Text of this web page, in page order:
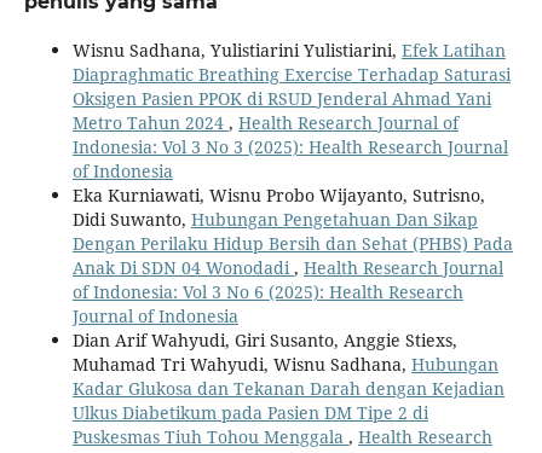
Wisnu Sadhana, Yulistiarini Yulistiarini, Efek Latihan
Diapraghmatic Breathing Exercise Terhadap Saturasi
Oksigen Pasien PPOK di RSUD Jenderal Ahmad Yani
Metro Tahun 2024 , Health Research Journal of
Indonesia: Vol 3 No 3 (2025): Health Research Journal
of Indonesia
Eka Kurniawati, Wisnu Probo Wijayanto, Sutrisno,
Didi Suwanto, Hubungan Pengetahuan Dan Sikap
Dengan Perilaku Hidup Bersih dan Sehat (PHBS) Pada
Anak Di SDN 04 Wonodadi, Health Research Journal
of Indonesia: Vol 3 No 6 (2025): Health Research
Journal of Indonesia
Dian Arif Wahyudi, Giri Susanto, Anggie Stiexs,
Muhamad Tri Wahyudi, Wisnu Sadhana, Hubungan
Kadar Glukosa dan Tekanan Darah dengan Kejadian
Ulkus Diabetikum pada Pasien DM Tipe 2 di
Puskesmas Tiuh Tohou Menggala , Health Research